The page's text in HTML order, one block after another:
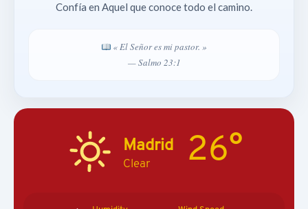
Confía en Aquel que conoce todo el camino.
« El Señor es mi pastor. »
— Salmo 23:1
Madrid
Clear 26°